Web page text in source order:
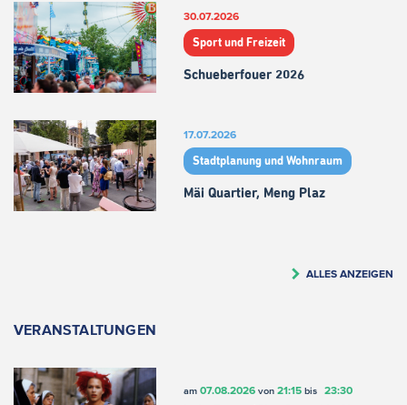
30.07.2026
Sport und Freizeit
Schueberfouer 2026
17.07.2026
Stadtplanung und Wohnraum
Mäi Quartier, Meng Plaz
ALLES ANZEIGEN
VERANSTALTUNGEN
am 07.08.2026von 21:15bis 23:30